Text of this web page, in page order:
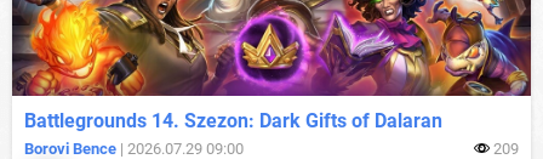
Battlegrounds 14. Szezon: Dark Gifts of Dalaran
Borovi Bence | 2026.07.29 09:00 209